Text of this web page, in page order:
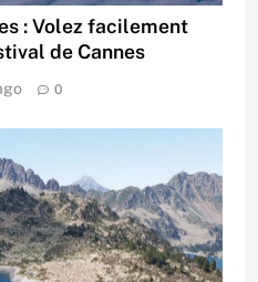
: Volez facilement
de Cannes
0